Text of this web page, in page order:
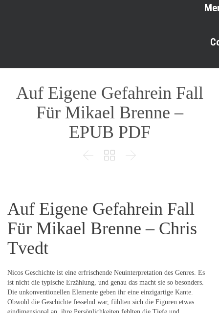
Auf Eigene Gefahrein Fall
Für Mikael Brenne –
EPUB PDF
  
Auf Eigene Gefahrein Fall
Für Mikael Brenne – Chris
Tvedt
Nicos Geschichte ist eine erfrischende Neuinterpretation des Genres. Es
ist nicht die typische Erzählung, und genau das macht sie so besonders.
Die unkonventionellen Elemente geben ihr eine einzigartige Kante.
Obwohl die Geschichte fesselnd war, fühlten sich die Figuren etwas